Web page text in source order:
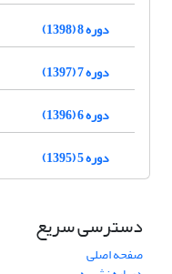
دوره 8 (1398)
دوره 7 (1397)
دوره 6 (1396)
دوره 5 (1395)
دسترسی سریع
صفحه اصلی